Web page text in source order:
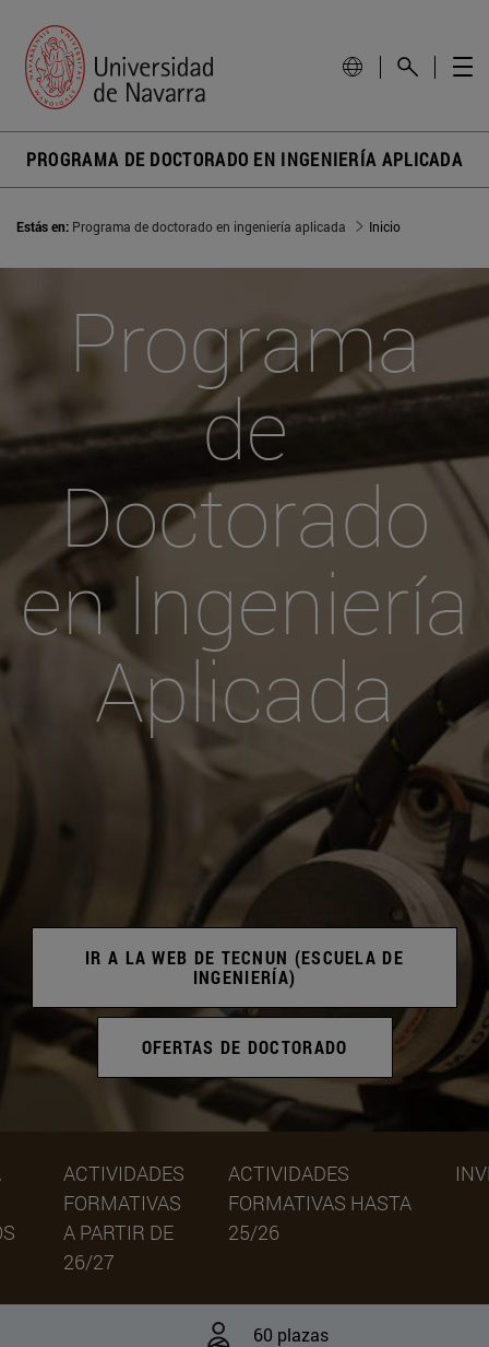
PROGRAMA DE DOCTORADO EN INGENIERÍA APLICADA
Estás en: Programa de doctorado en ingeniería aplicada Inicio
Programa
de
Doctorado
en Ingeniería
Aplicada
IR A LA WEB DE TECNUN (ESCUELA DE
INGENIERÍA)
OFERTAS DE DOCTORADO
ACTIVIDADES
FORMATIVAS
A PARTIR DE
26/27
ACTIVIDADES
FORMATIVAS HASTA
25/26
60 plazas